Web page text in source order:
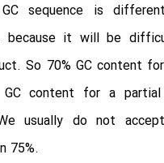
sequence is
because it will be
So 70% GC content
GC content for a
usually do not
75%.